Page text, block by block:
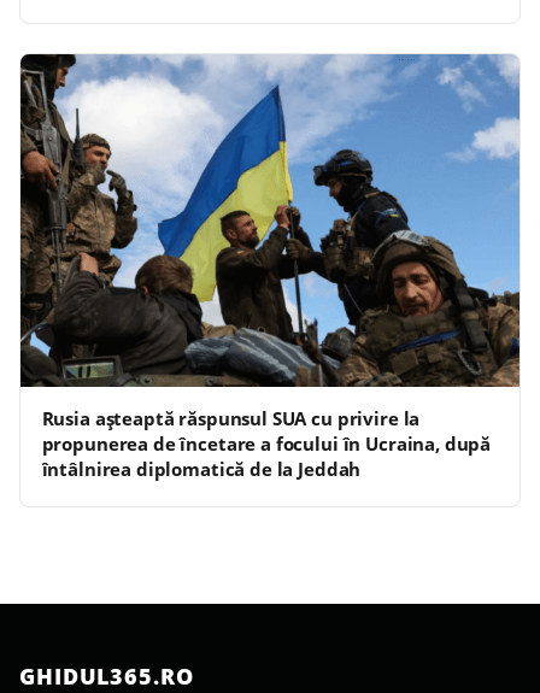
Rusia așteaptă răspunsul SUA cu privire la
propunerea de încetare a focului în Ucraina, după
întâlnirea diplomatică de la Jeddah
GHIDUL365.RO